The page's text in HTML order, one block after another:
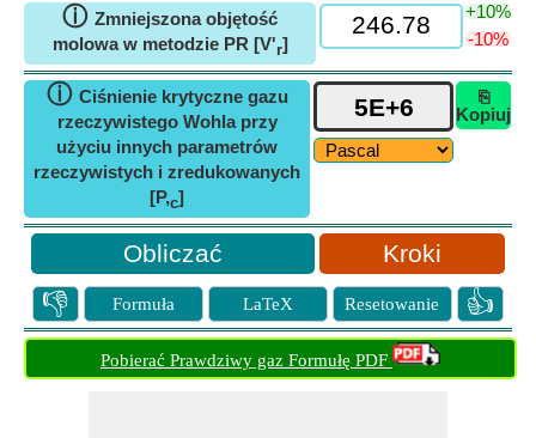
ⓘ Zmniejszona objętość
molowa w metodzie PR [V'r]
+10%
-10%
ⓘ Ciśnienie krytyczne gazu
rzeczywistego Wohla przy
użyciu innych parametrów
rzeczywistych i zredukowanych
[P,c]
⎘
Kopiuj
Kroki
👎 Formuła LaTeX Resetowanie 👍
Pobierać Prawdziwy gaz Formułę PDF